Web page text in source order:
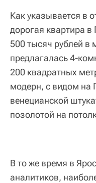
Как указывается в
дорогая квартира в
500 тысяч рублей в
предлагалась 4-
200 квадратных
модерн, с видом на
венецианской
позолотой на
В то же время в
аналитиков,